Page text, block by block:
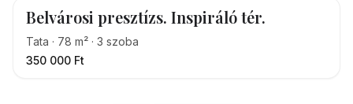
Belvárosi presztízs. Inspiráló tér.
Tata · 78 m² · 3 szoba
350 000 Ft